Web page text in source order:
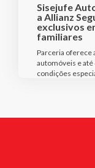
Sisejufe
a Allianz
exclusivos
familiares
Parceria oferece
automóveis e
condições